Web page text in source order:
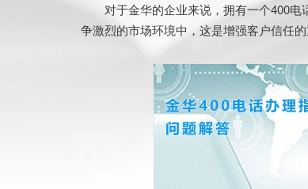
对于金华的企业来说，拥有一个400电
争激烈的市场环境中，这是增强客户信任